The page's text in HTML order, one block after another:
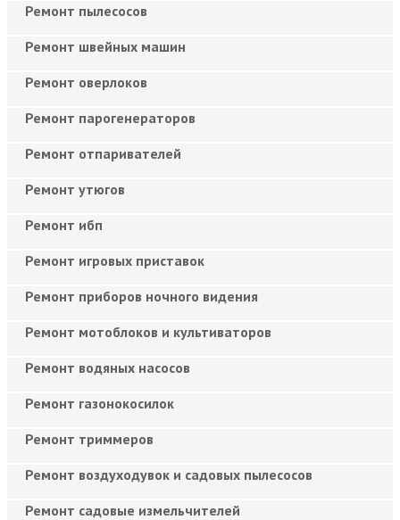
Ремонт пылесосов
Ремонт швейных машин
Ремонт оверлоков
Ремонт парогенераторов
Ремонт отпаривателей
Ремонт утюгов
Ремонт ибп
Ремонт игровых приставок
Ремонт приборов ночного видения
Ремонт мотоблоков и культиваторов
Ремонт водяных насосов
Ремонт газонокосилок
Ремонт триммеров
Ремонт воздуходувок и садовых пылесосов
Ремонт садовые измельчителей